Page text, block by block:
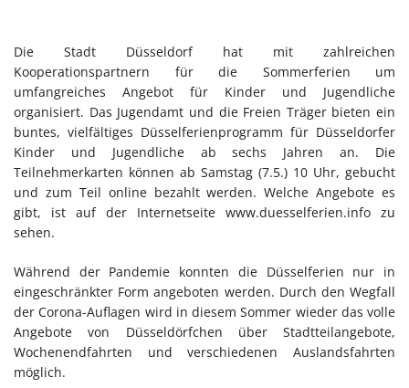
Die Stadt Düsseldorf hat mit zahlreichen
Kooperationspartnern für die Sommerferien um
umfangreiches Angebot für Kinder und Jugendliche
organisiert. Das Jugendamt und die Freien Träger bieten ein
buntes, vielfältiges Düsselferienprogramm für Düsseldorfer
Kinder und Jugendliche ab sechs Jahren an. Die
Teilnehmerkarten können ab Samstag (7.5.) 10 Uhr, gebucht
und zum Teil online bezahlt werden. Welche Angebote es
gibt, ist auf der Internetseite www.duesselferien.info zu
sehen.
Während der Pandemie konnten die Düsselferien nur in
eingeschränkter Form angeboten werden. Durch den Wegfall
der Corona-Auflagen wird in diesem Sommer wieder das volle
Angebote von Düsseldörfchen über Stadtteilangebote,
Wochenendfahrten und verschiedenen Auslandsfahrten
möglich.